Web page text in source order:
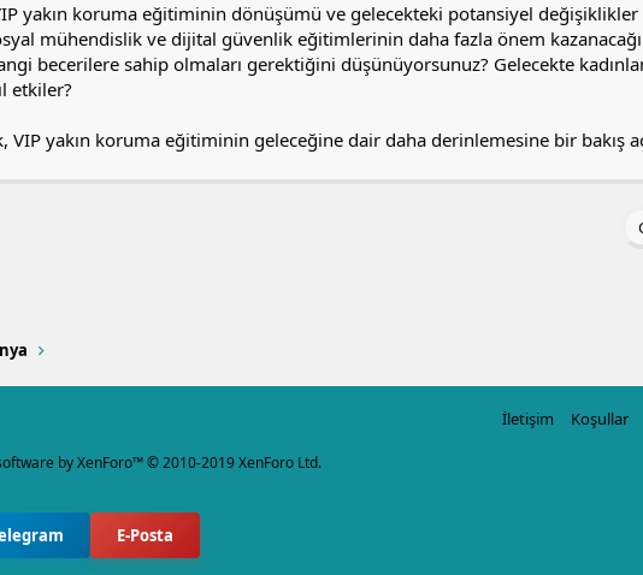
yakın koruma eğitiminin dönüşümü ve gelecekteki potansiyel değişiklikler
mühendislik ve dijital güvenlik eğitimlerinin daha fazla önem
becerilere sahip olmaları gerektiğini düşünüyorsunuz? Gelecekte
etkiler?
VIP yakın koruma eğitiminin geleceğine dair daha derinlemesine bir bakış
İletişim Koşullar
by XenForo™© 2010-2019 XenForo Ltd.
E-Posta